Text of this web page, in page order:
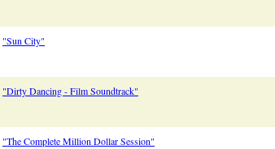
"Sun City"
"Dirty Dancing - Film Soundtrack"
"The Complete Million Dollar Session"